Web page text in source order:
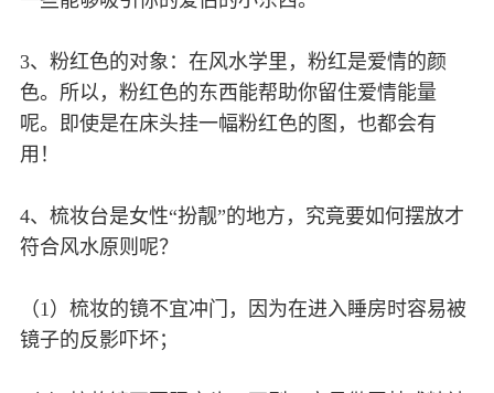
3、粉红色的对象：在风水学里，粉红是爱情的颜
色。所以，粉红色的东西能帮助你留住爱情能量
呢。即使是在床头挂一幅粉红色的图，也都会有
用！
4、梳妆台是女性“扮靓”的地方，究竟要如何摆放才
符合风水原则呢？
（1）梳妆的镜不宜冲门，因为在进入睡房时容易被
镜子的反影吓坏；